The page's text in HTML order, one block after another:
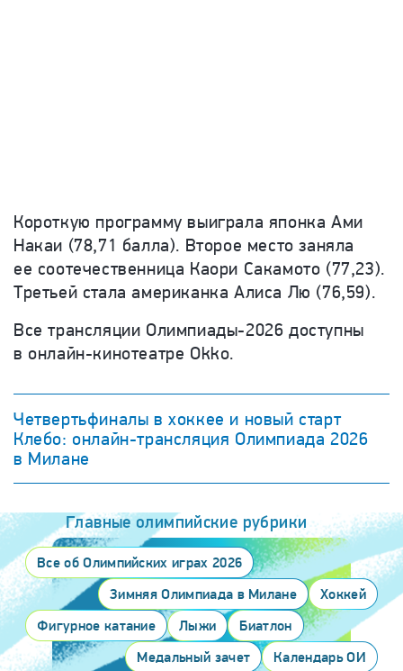
Короткую программу выиграла японка Ами
Накаи (78,71 балла). Второе место заняла
ее соотечественница Каори Сакамото (77,23).
Третьей стала американка Алиса Лю (76,59).
Все трансляции Олимпиады-2026 доступны
в онлайн-кинотеатре Okko.
Четвертьфиналы в хоккее и новый старт
Клебо: онлайн-трансляция Олимпиада 2026
в Милане
Главные олимпийские рубрики
Все об Олимпийских играх 2026
Зимняя Олимпиада в Милане
Хоккей
Фигурное катание
Лыжи
Биатлон
Медальный зачет
Календарь ОИ